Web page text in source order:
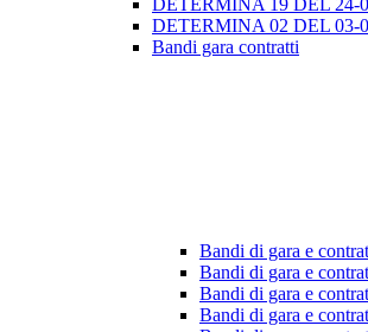
DETERMINA 19 DEL 24-
DETERMINA 02 DEL 03-
Bandi gara contratti
Bandi di gara e
Bandi di gara e
Bandi di gara e
Bandi di gara e